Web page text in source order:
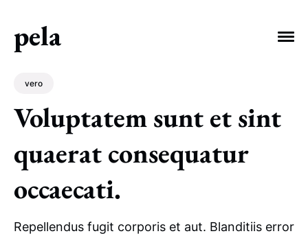
pela
vero
Voluptatem sunt et sint
quaerat consequatur
occaecati.
Repellendus fugit corporis et aut. Blanditiis error
Welcome
voluptatibus vero